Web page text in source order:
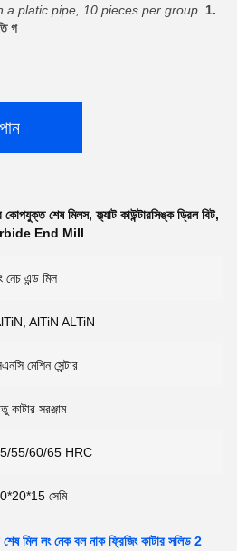
a platic pipe, 10 pieces per group. 1.
গ
কোপযুক্ত শেষ মিলস,ফ্ল্যাট কাউন্টারসিঙ্ক ড্রিল বিট,
End Mill
নেচ এন্ড মিল
AlTiN ALTiN
মেশিন সেন্টার
কাটার সরঞ্জাম
55/60/65 HRC
সেমি
মিল লং নেক বল নাক ফ্রিজিং কাটার সলিড 2